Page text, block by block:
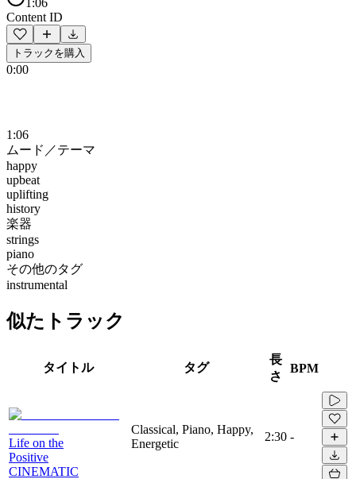
Content ID
トラックを購入
0:00
1:06
ムード／テーマ
happy
upbeat
uplifting
history
楽器
strings
piano
その他のタグ
instrumental
似たトラック
タイトル タグ
長
さ
BPM
Life on the
Positive
CINEMATIC
Classical, Piano, Happy,
Energetic
2:30 -